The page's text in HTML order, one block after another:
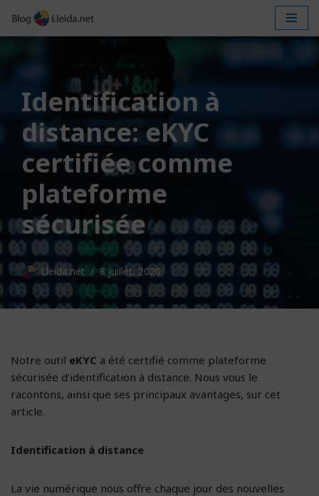
Aller
Identification à
distance: eKYC
certifiée comme
plateforme
sécurisée
Lleida.net 8 juillet, 2020
Notre outil eKYC a été certifié comme plateforme
sécurisée d’identification à distance. Nous vous le
racontons, ainsi que ses principaux avantages, sur cet
article.
Identification à distance
La vie numérique nous offre chaque jour des nouvelles